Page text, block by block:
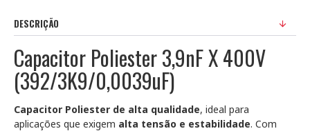
DESCRIÇÃO
Capacitor Poliester 3,9nF X 400V
(392/3K9/0,0039uF)
Capacitor Poliester de alta qualidade, ideal para
aplicações que exigem alta tensão e estabilidade. Com